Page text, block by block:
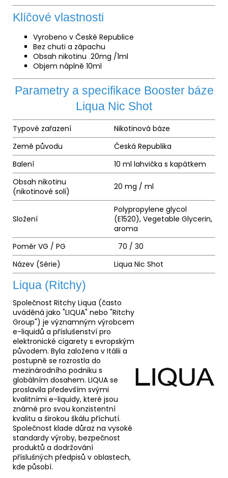
Klíčové vlastnosti
Vyrobeno v České Republice
Bez chuti a zápachu
Obsah nikotinu 20mg /1ml
Objem náplně 10ml
Parametry a specifikace Booster báze
Liqua Nic Shot
Typové zařazení
Nikotinová báze
Země původu
Česká Republika
Balení
10 ml lahvička s kapátkem
Obsah nikotinu
(nikotinové soli)
20 mg / ml
Složení
Polypropylene glycol
(E1520), Vegetable Glycerin,
aroma
Poměr VG / PG
70 / 30
Název (Série)
Liqua Nic Shot
Liqua (Ritchy)
Společnost Ritchy Liqua (často
uváděná jako "LIQUA" nebo "Ritchy
Group") je významným výrobcem
e-liquidů a příslušenství pro
elektronické cigarety s evropským
původem. Byla založena v Itálii a
postupně se rozrostla do
mezinárodního podniku s
globálním dosahem. LIQUA se
proslavila především svými
kvalitními e-liquidy, které jsou
známé pro svou konzistentní
kvalitu a širokou škálu příchutí.
Společnost klade důraz na vysoké
standardy výroby, bezpečnost
produktů a dodržování
příslušných předpisů v oblastech,
kde působí.